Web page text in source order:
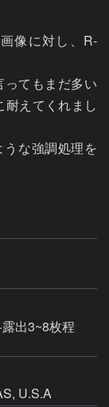
像に対し、R-
てもまだ多い
耐えてくれまし
な強調処理を
出3~8枚程
U.S.A